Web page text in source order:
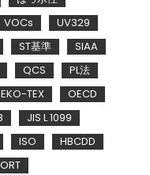
VOCs
UV329
ST基準
SIAA
QCS
PL法
TEX
OECD
JIS L 1099
ISO
HBCDD